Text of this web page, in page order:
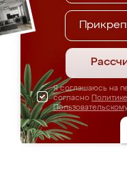
Я соглашаюсь на
согласно